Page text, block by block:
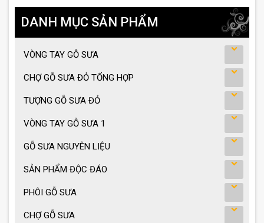
DANH MỤC SẢN PHẨM
VÒNG TAY GỖ SƯA
CHỢ GỖ SƯA ĐỎ TỔNG HỢP
TƯỢNG GỖ SƯA ĐỎ
VÒNG TAY GỖ SƯA 1
GỖ SƯA NGUYÊN LIỆU
SẢN PHẨM ĐỘC ĐÁO
PHÔI GỖ SƯA
CHỢ GỖ SƯA